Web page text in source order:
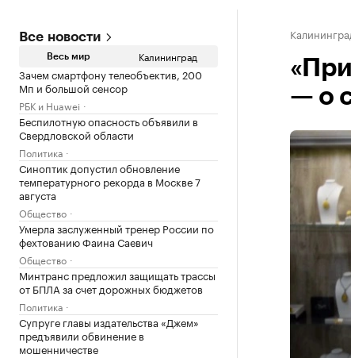
Все новости
Весь мир Калининград
Зачем смартфону телеобъектив, 200
Мп и большой сенсор
РБК и Huawei
Беспилотную опасность объявили в
Свердловской области
Политика
Синоптик допустил обновление
температурного рекорда в Москве 7
августа
Общество
Умерла заслуженный тренер России по
фехтованию Фаина Саевич
Общество
Минтранс предложил защищать трассы
от БПЛА за счет дорожных бюджетов
Политика
Супруге главы издательства «Джем»
предъявили обвинение в
мошенничестве
— о